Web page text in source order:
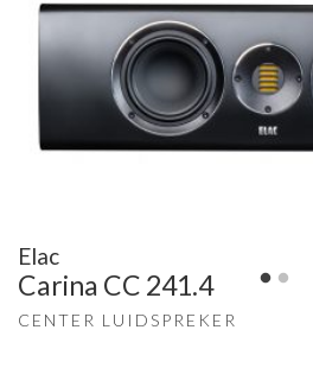
Elac
Carina CC 241.4
CENTER LUIDSPREKER